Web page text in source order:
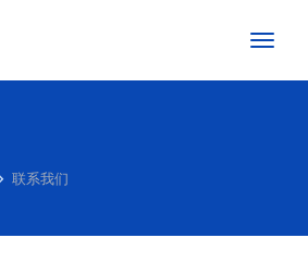
Toggle
联系我们